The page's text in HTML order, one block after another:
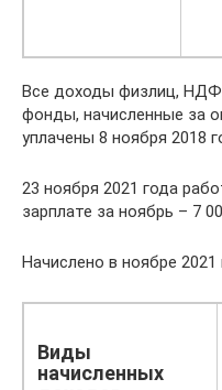
Все доходы физлиц,
фонды, начисленные за
уплачены 8 ноября 2018
23 ноября 2021 года
зарплате за ноябрь – 7
Начислено в ноябре 2021
Виды
начисленных